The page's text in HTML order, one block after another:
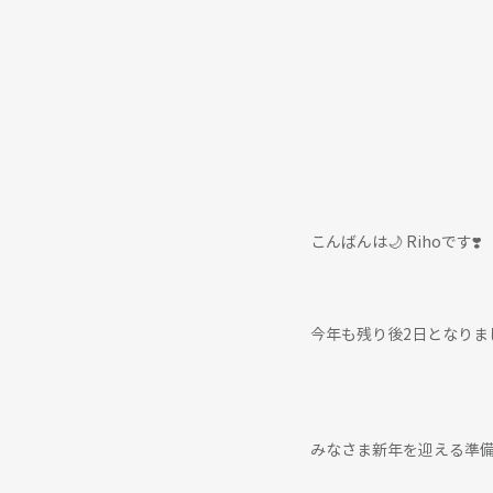
こんばんは🌙 Rihoです❣️
今年も残り後2日となりま
みなさま新年を迎える準